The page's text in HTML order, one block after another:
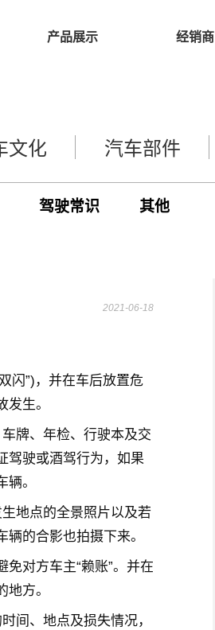
产品展示 经销商
文化 汽车部件
驾驶常识 其他
2021-06-18
闪”)，并在车后放置危
生。
牌、年检、行驶本及交
驾驶或酒驾行为，如果
。
地点的全景照片以及若
的合影也拍摄下来。
对方车主“赖账”。并在
方。
间、地点及损失情况，